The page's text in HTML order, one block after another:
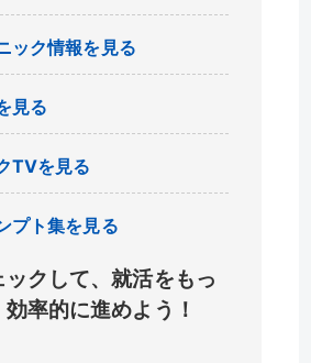
ック情報を見る
見る
TVを見る
プト集を見る
クして、就活をもっ
率的に進めよう！